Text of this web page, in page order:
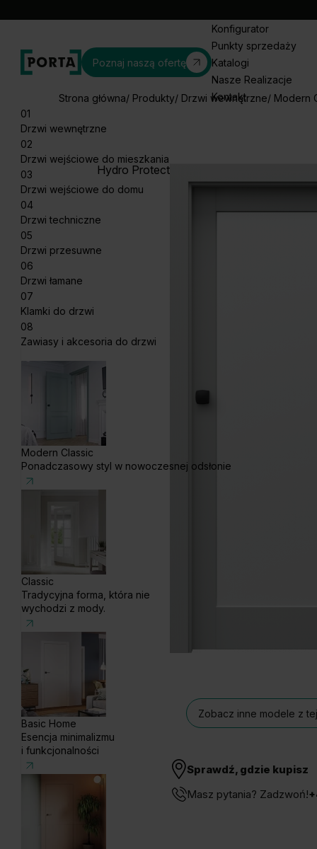
Poznaj naszą ofertę
Konfigurator
Punkty sprzedaży
Katalogi
Nasze Realizacje
Kontakt
01
Drzwi wewnętrzne
02
Drzwi wejściowe do mieszkania
03
Drzwi wejściowe do domu
04
Drzwi techniczne
05
Drzwi przesuwne
06
Drzwi łamane
07
Klamki do drzwi
08
Zawiasy i akcesoria do drzwi
Modern Classic
Ponadczasowy styl w nowoczesnej odsłonie
Classic
Tradycyjna forma, która nie
wychodzi z mody.
Basic Home
Esencja minimalizmu
i funkcjonalności
Strona główna Produkty Drzwi wewnętrzne Modern
Hydro Protect
Zobacz inne modele z tej
Sprawdź, gdzie kupisz
Masz pytania? Zadzwoń!